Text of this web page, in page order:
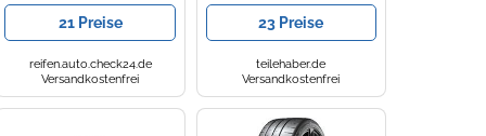
21 Preise
reifen.auto.check24.de
Versandkostenfrei
Sommerreifen
23 Preise
teilehaber.de
Versandkostenfrei